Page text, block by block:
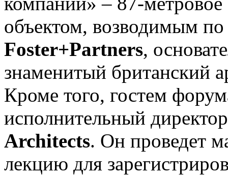
объектом, возводимым
Foster+Partners,
знаменитый британский
Кроме того, гостем
исполнительный
Architects. Он проведет
лекцию для